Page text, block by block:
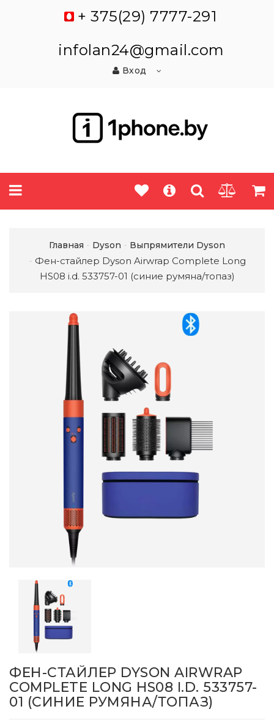
+ 375(29) 7777-291
infolan24@gmail.com
Вход
Главная Dyson Выпрямители Dyson
Фен-стайлер Dyson Airwrap Complete Long
HS08 i.d. 533757-01 (синие румяна/топаз)
ФЕН-СТАЙЛЕР DYSON AIRWRAP
COMPLETE LONG HS08 I.D. 533757-
01 (СИНИЕ РУМЯНА/ТОПАЗ)